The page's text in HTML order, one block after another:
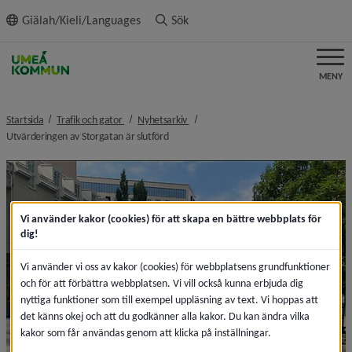
innehållet
Giälah/Kieli/Languages Sök
MENY
Startsida Trafik och gator nivå i brödsmulenavigeringen
Nyhetsarkiv nivå i brödsmulenavigeringen
Utvärderingen av Storgatan är slutfördnivå i brödsmulenavigeringen
Vi använder kakor (cookies) för att skapa en bättre webbplats för
dig!
Vi använder vi oss av kakor (cookies) för webbplatsens grundfunktioner
och för att förbättra webbplatsen. Vi vill också kunna erbjuda dig
nyttiga funktioner som till exempel uppläsning av text. Vi hoppas att
det känns okej och att du godkänner alla kakor. Du kan ändra vilka
kakor som får användas genom att klicka på inställningar.